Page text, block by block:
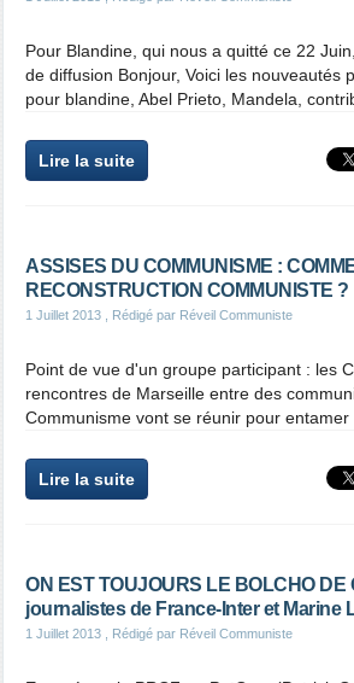
Pour Blandine, qui nous a quitté ce 22
de diffusion Bonjour, Voici les nouveautés
pour blandine, Abel Prieto, Mandela,
Lire la suite
ASSISES DU COMMUNISME :
RECONSTRUCTION COMMUNISTE ?
1 Juillet 2013 , Rédigé par Réveil Communiste
Point de vue d'un groupe participant : les
rencontres de Marseille entre des
Communisme vont se réunir pour
Lire la suite
ON EST TOUJOURS LE BOLCHO
journalistes de France-Inter et Marine
1 Juillet 2013 , Rédigé par Réveil Communiste